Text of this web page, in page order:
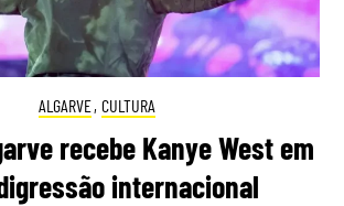
ALGARVE, CULTURA
recebe Kanye West em
internacional